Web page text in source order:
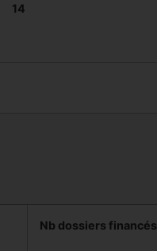
14
Nb dossiers financés